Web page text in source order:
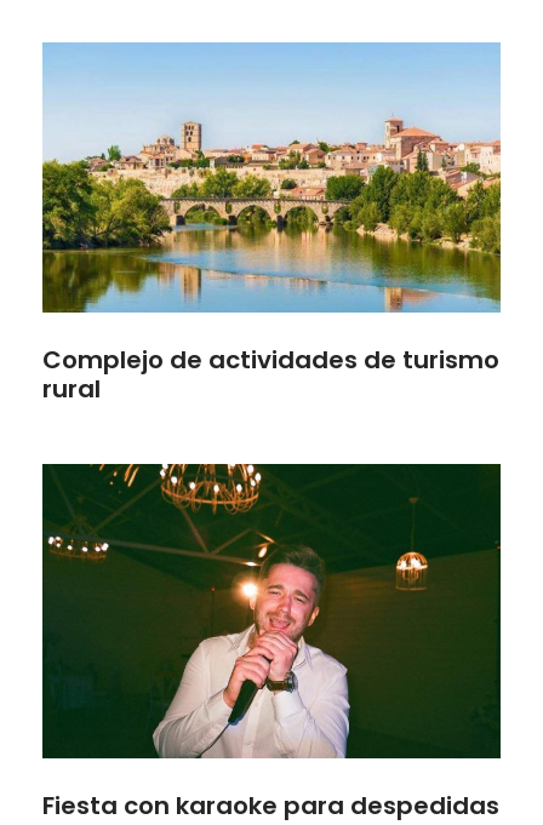
Complejo de actividades de turismo
rural
Fiesta con karaoke para despedidas